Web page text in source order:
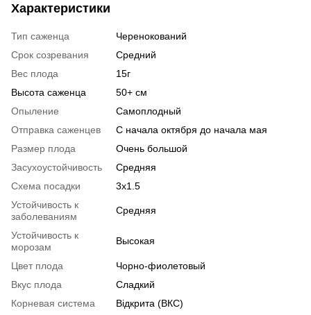
Характеристики
Тип саженца
Черенокований
Срок созревания
Средний
Вес плода
15г
Высота саженца
50+ см
Опыление
Самоплодный
Отправка саженцев
С начала октября до начала мая
Размер плода
Очень большой
Засухоустойчивость
Средняя
Схема посадки
3x1.5
Устойчивость к
заболеваниям
Средняя
Устойчивость к
морозам
Высокая
Цвет плода
Чорно-фиолетовый
Вкус плода
Сладкий
Корневая система
Відкрита (ВКС)